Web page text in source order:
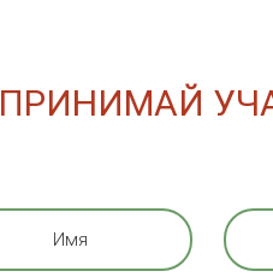
ПРИНИМАЙ